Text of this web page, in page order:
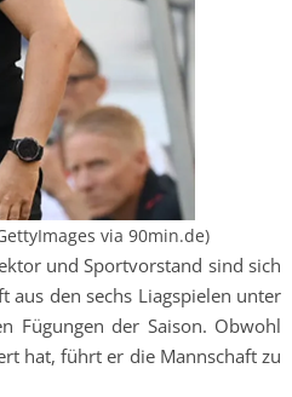
via 90min.de)
und Sportvorstand sind sich
aus den sechs Liagspielen unter
Fügungen der Saison. Obwohl
hat, führt er die Mannschaft zu